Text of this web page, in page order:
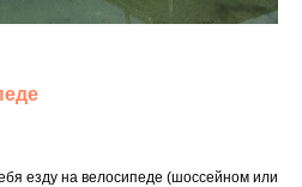
езду на велосипеде (шоссейном или